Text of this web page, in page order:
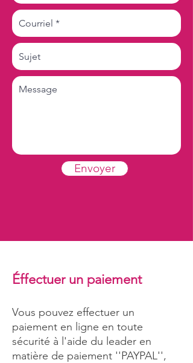
Envoyer
Éffectuer un paiement
Vous pouvez effectuer un
paiement en ligne en toute
sécurité à l'aide du leader en
matière de paiement ''PAYPAL'',